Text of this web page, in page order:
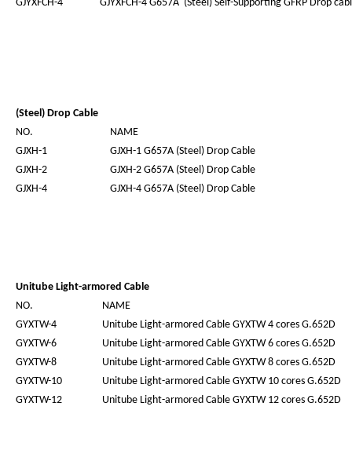
GJYXFCH-4
GJYXFCH-4 G657A (Steel) Self-Supporting GFRP Drop
(Steel) Drop Cable
NO.
NAME
GJXH-1
GJXH-1 G657A (Steel) Drop Cable
GJXH-2
GJXH-2 G657A (Steel) Drop Cable
GJXH-4
GJXH-4 G657A (Steel) Drop Cable
Unitube Light-armored Cable
NO.
NAME
GYXTW-4
Unitube Light-armored Cable GYXTW 4 cores G.652D
GYXTW-6
Unitube Light-armored Cable GYXTW 6 cores G.652D
GYXTW-8
Unitube Light-armored Cable GYXTW 8 cores G.652D
GYXTW-10
Unitube Light-armored Cable GYXTW 10 cores G.652D
GYXTW-12
Unitube Light-armored Cable GYXTW 12 cores G.652D